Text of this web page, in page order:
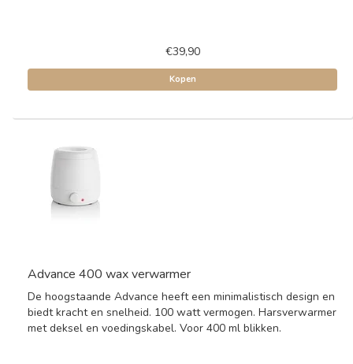
€39,90
Kopen
Advance 400 wax verwarmer
De hoogstaande Advance heeft een minimalistisch design en
biedt kracht en snelheid. 100 watt vermogen. Harsverwarmer
met deksel en voedingskabel. Voor 400 ml blikken.